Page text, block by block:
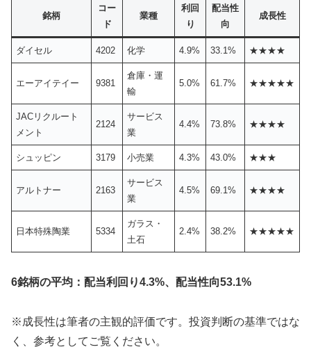
銘柄
コー
ド
業種
利回
り
配当性
向
成長性
ダイセル 4202 化学 4.9% 33.1% ★★★★
エーアイテイー 9381
倉庫・運
輸
5.0% 61.7% ★★★★★
JACリクルート
メント
2124
サービス
業
4.4% 73.8% ★★★★
シュッピン 3179 小売業 4.3% 43.0% ★★★
アルトナー 2163
サービス
業
4.5% 69.1% ★★★★
日本特殊陶業 5334
ガラス・
土石
2.4% 38.2% ★★★★★
6銘柄の平均：配当利回り4.3%、配当性向53.1%
※成長性は筆者の主観的評価です。投資判断の基準ではな
く、参考としてご覧ください。